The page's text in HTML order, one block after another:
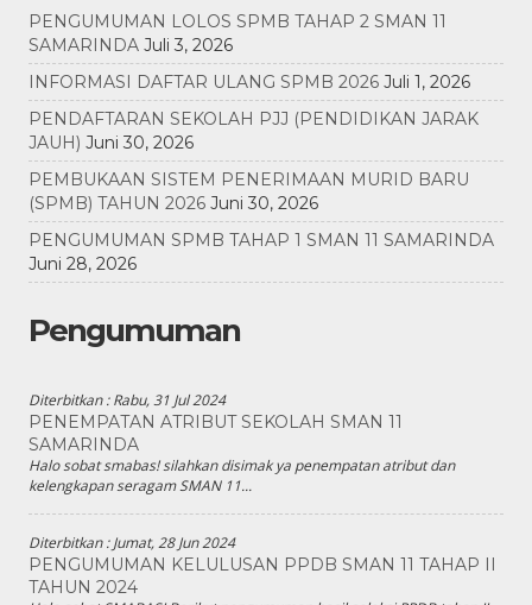
PENGUMUMAN LOLOS SPMB TAHAP 2 SMAN 11
SAMARINDA Juli 3, 2026
INFORMASI DAFTAR ULANG SPMB 2026 Juli 1, 2026
PENDAFTARAN SEKOLAH PJJ (PENDIDIKAN JARAK
JAUH) Juni 30, 2026
PEMBUKAAN SISTEM PENERIMAAN MURID BARU
(SPMB) TAHUN 2026 Juni 30, 2026
PENGUMUMAN SPMB TAHAP 1 SMAN 11 SAMARINDA
Juni 28, 2026
Pengumuman
Diterbitkan :Rabu, 31 Jul 2024
PENEMPATAN ATRIBUT SEKOLAH SMAN 11
SAMARINDA
Halo sobat smabas! silahkan disimak ya penempatan atribut dan
kelengkapan seragam SMAN 11...
Diterbitkan :Jumat, 28 Jun 2024
PENGUMUMAN KELULUSAN PPDB SMAN 11 TAHAP II
TAHUN 2024